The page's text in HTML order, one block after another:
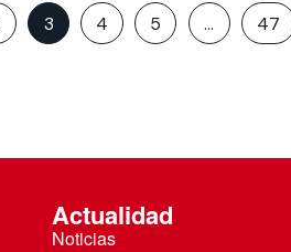
3 4 5 … 47
Actualidad
Noticias